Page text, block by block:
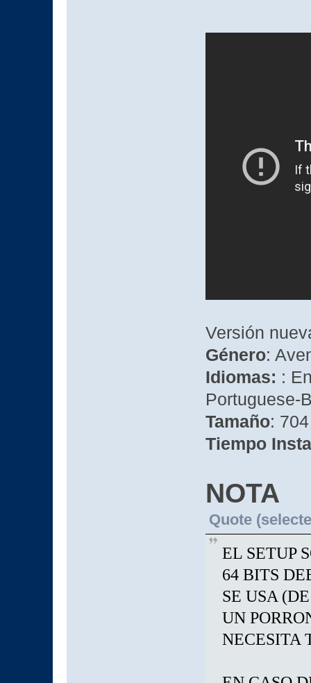
Versión
Género:
Idiomas: :
Portuguese-
Tamaño:
Tiempo
NOTA
Quote
EL SETUP
64 BITS
SE USA
UN
NECESITA